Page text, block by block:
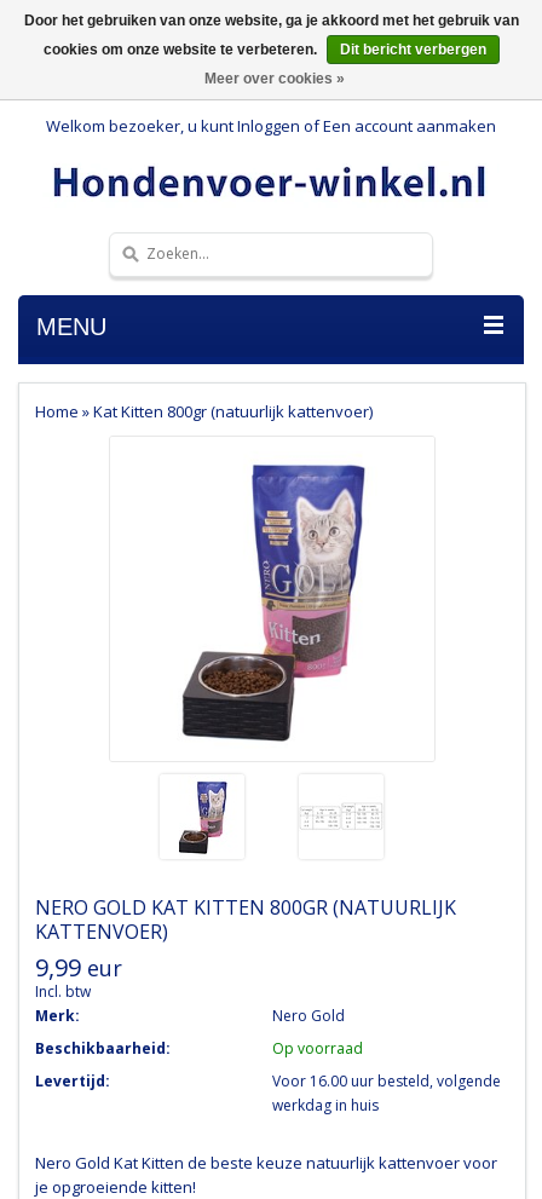
Welkom bezoeker, u kuntInloggen ofEen account aanmaken
MENU
Home »Kat Kitten 800gr (natuurlijk kattenvoer)
NERO GOLD KAT KITTEN 800GR (NATUURLIJK
KATTENVOER)
9,99 eur
Incl. btw
Merk:
Nero Gold
Beschikbaarheid:
Op voorraad
Levertijd:
Voor 16.00 uur besteld, volgende
werkdag in huis
Nero Gold Kat Kitten de beste keuze natuurlijk kattenvoer voor
je opgroeiende kitten!
Door het gebruiken van onze website, ga je akkoord met het gebruik van
cookies om onze website te verbeteren.
Dit bericht verbergen
Meer over cookies »